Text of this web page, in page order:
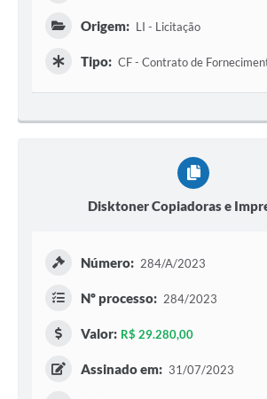
Arquivos para Download
Galeria de Vídeos
Projetos
Telefones Úteis
Origem: LI - Licitação
Tipo: CF - Contrato de
Disktoner Copiadoras e
Número: 284/A/2023
Nº processo: 284/2023
Valor: R$ 29.280,00
Assinado em: 31/07/2023